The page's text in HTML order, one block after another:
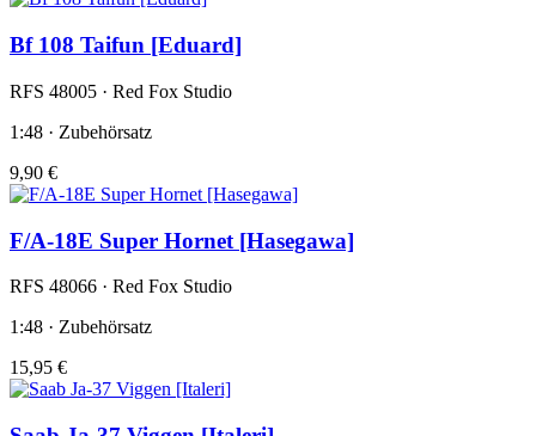
Bf 108 Taifun [Eduard]
RFS 48005 · Red Fox Studio
1:48 · Zubehörsatz
9,90 €
F/A-18E Super Hornet [Hasegawa]
RFS 48066 · Red Fox Studio
1:48 · Zubehörsatz
15,95 €